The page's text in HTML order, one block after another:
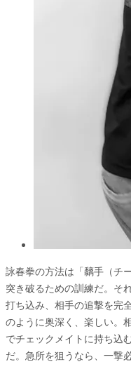
詠春拳の方法は「黐手（チ
突き破るための訓練だ。そ
打ち込み、相手の追撃を完
のように奥深く、楽しい。
でチェックメイトに持ち込
だ。急所を狙うなら、一撃